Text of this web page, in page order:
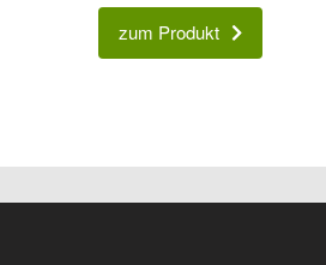
zum Produkt